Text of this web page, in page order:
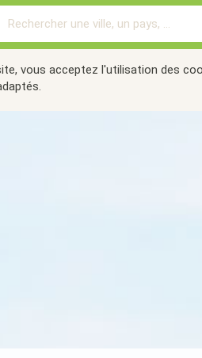
vous acceptez l'utilisation des